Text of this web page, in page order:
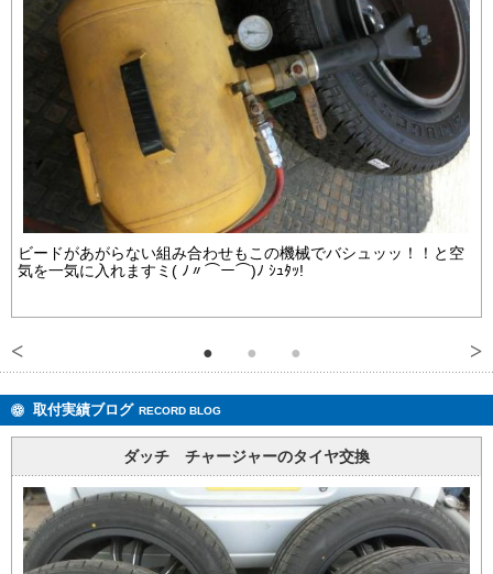
ビードがあがらない組み合わせもこの機械でバシュッッ！！と空
気を一気に入れますミ( ﾉ〃⌒ー⌒)ﾉ ｼｭﾀｯ!
取付実績ブログ RECORD BLOG
ダッチ チャージャーのタイヤ交換